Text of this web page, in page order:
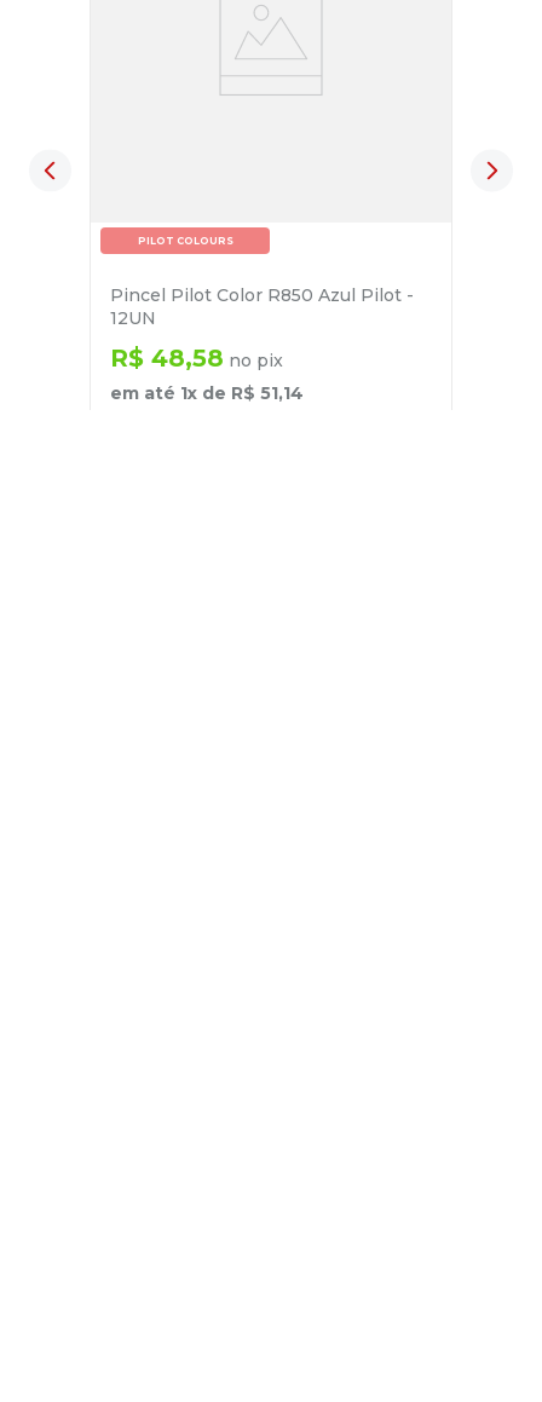
PILOT COLOURS
Pincel Pilot Color R850 Azul Pilot -
12UN
R$ 48,58 no pix
em até 1x de R$ 51,14